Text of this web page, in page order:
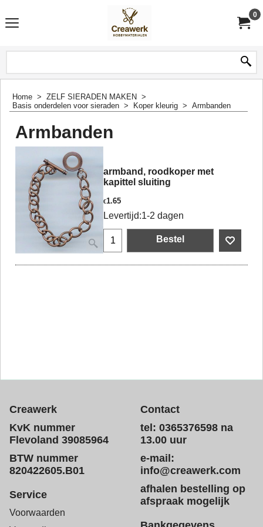
0
Home > ZELF SIERADEN MAKEN >
Basis onderdelen voor sieraden > Koper kleurig > Armbanden
Armbanden
armband, roodkoper met
kapittel sluiting
€1.65
Levertijd:1-2 dagen
Bestel
Creawerk
KvK nummer
Flevoland 39085964
BTW nummer
820422605.B01
Contact
tel: 0365376598 na
13.00 uur
e-mail:
info@creawerk.com
afhalen bestelling op
afspraak mogelijk
Service
Voorwaarden